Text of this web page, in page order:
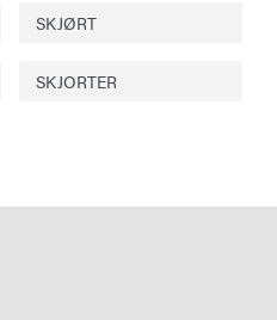
SKJØRT
SKJORTER